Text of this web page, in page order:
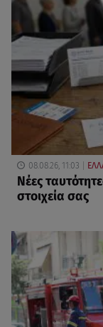
08.08.26, 11:03
Νέες
στοιχεία σας